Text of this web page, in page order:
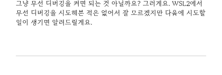
그냥 무선 디버깅을 켜면 되는 것 아닐까요? 그러게요. WSL2에서
무선 디버깅을 시도해본 적은 없어서 잘 모르겠지만 다음에 시도할
일이 생기면 알려드릴게요.